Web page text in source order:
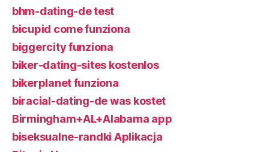
bhm-dating-de test
bicupid come funziona
biggercity funziona
biker-dating-sites kostenlos
bikerplanet funziona
biracial-dating-de was kostet
Birmingham+AL+Alabama app
biseksualne-randki Aplikacja